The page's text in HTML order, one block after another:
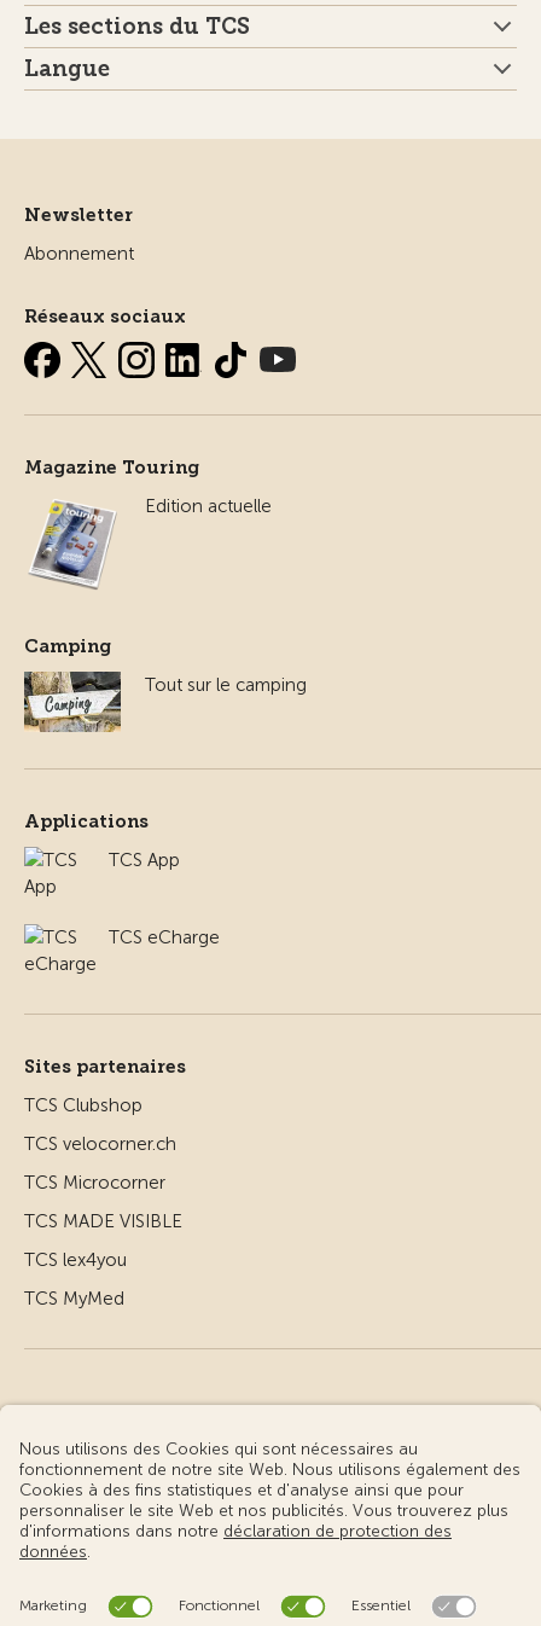
Les sections du TCS
Langue
Newsletter
Abonnement
Réseaux sociaux
Magazine Touring
Edition actuelle
Camping
Tout sur le camping
Applications
TCS App
TCS eCharge
Sites partenaires
TCS Clubshop
TCS velocorner.ch
TCS Microcorner
TCS MADE VISIBLE
TCS lex4you
TCS MyMed
Conditions d’utilisation – informations juridiques